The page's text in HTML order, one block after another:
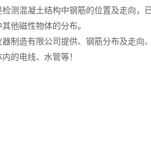
测混凝土结构中钢筋的位置及走向，
他磁性物体的分布。
造有限公司提供、钢筋分布及走向、
的电线、水管等！